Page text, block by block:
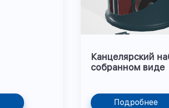
Канцелярский
собранном виде
Подробнее